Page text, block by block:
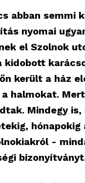
abban semmi
nyomai
el Szolnok
kidobott
került a ház
halmokat.
Mindegy is,
-